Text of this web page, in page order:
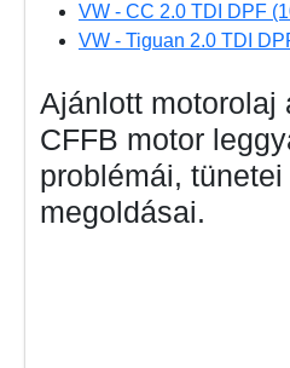
VW - CC 2.0 TDI DPF
VW - Tiguan 2.0 TDI
Ajánlott motorolaj
CFFB motor
problémái,
megoldásai.